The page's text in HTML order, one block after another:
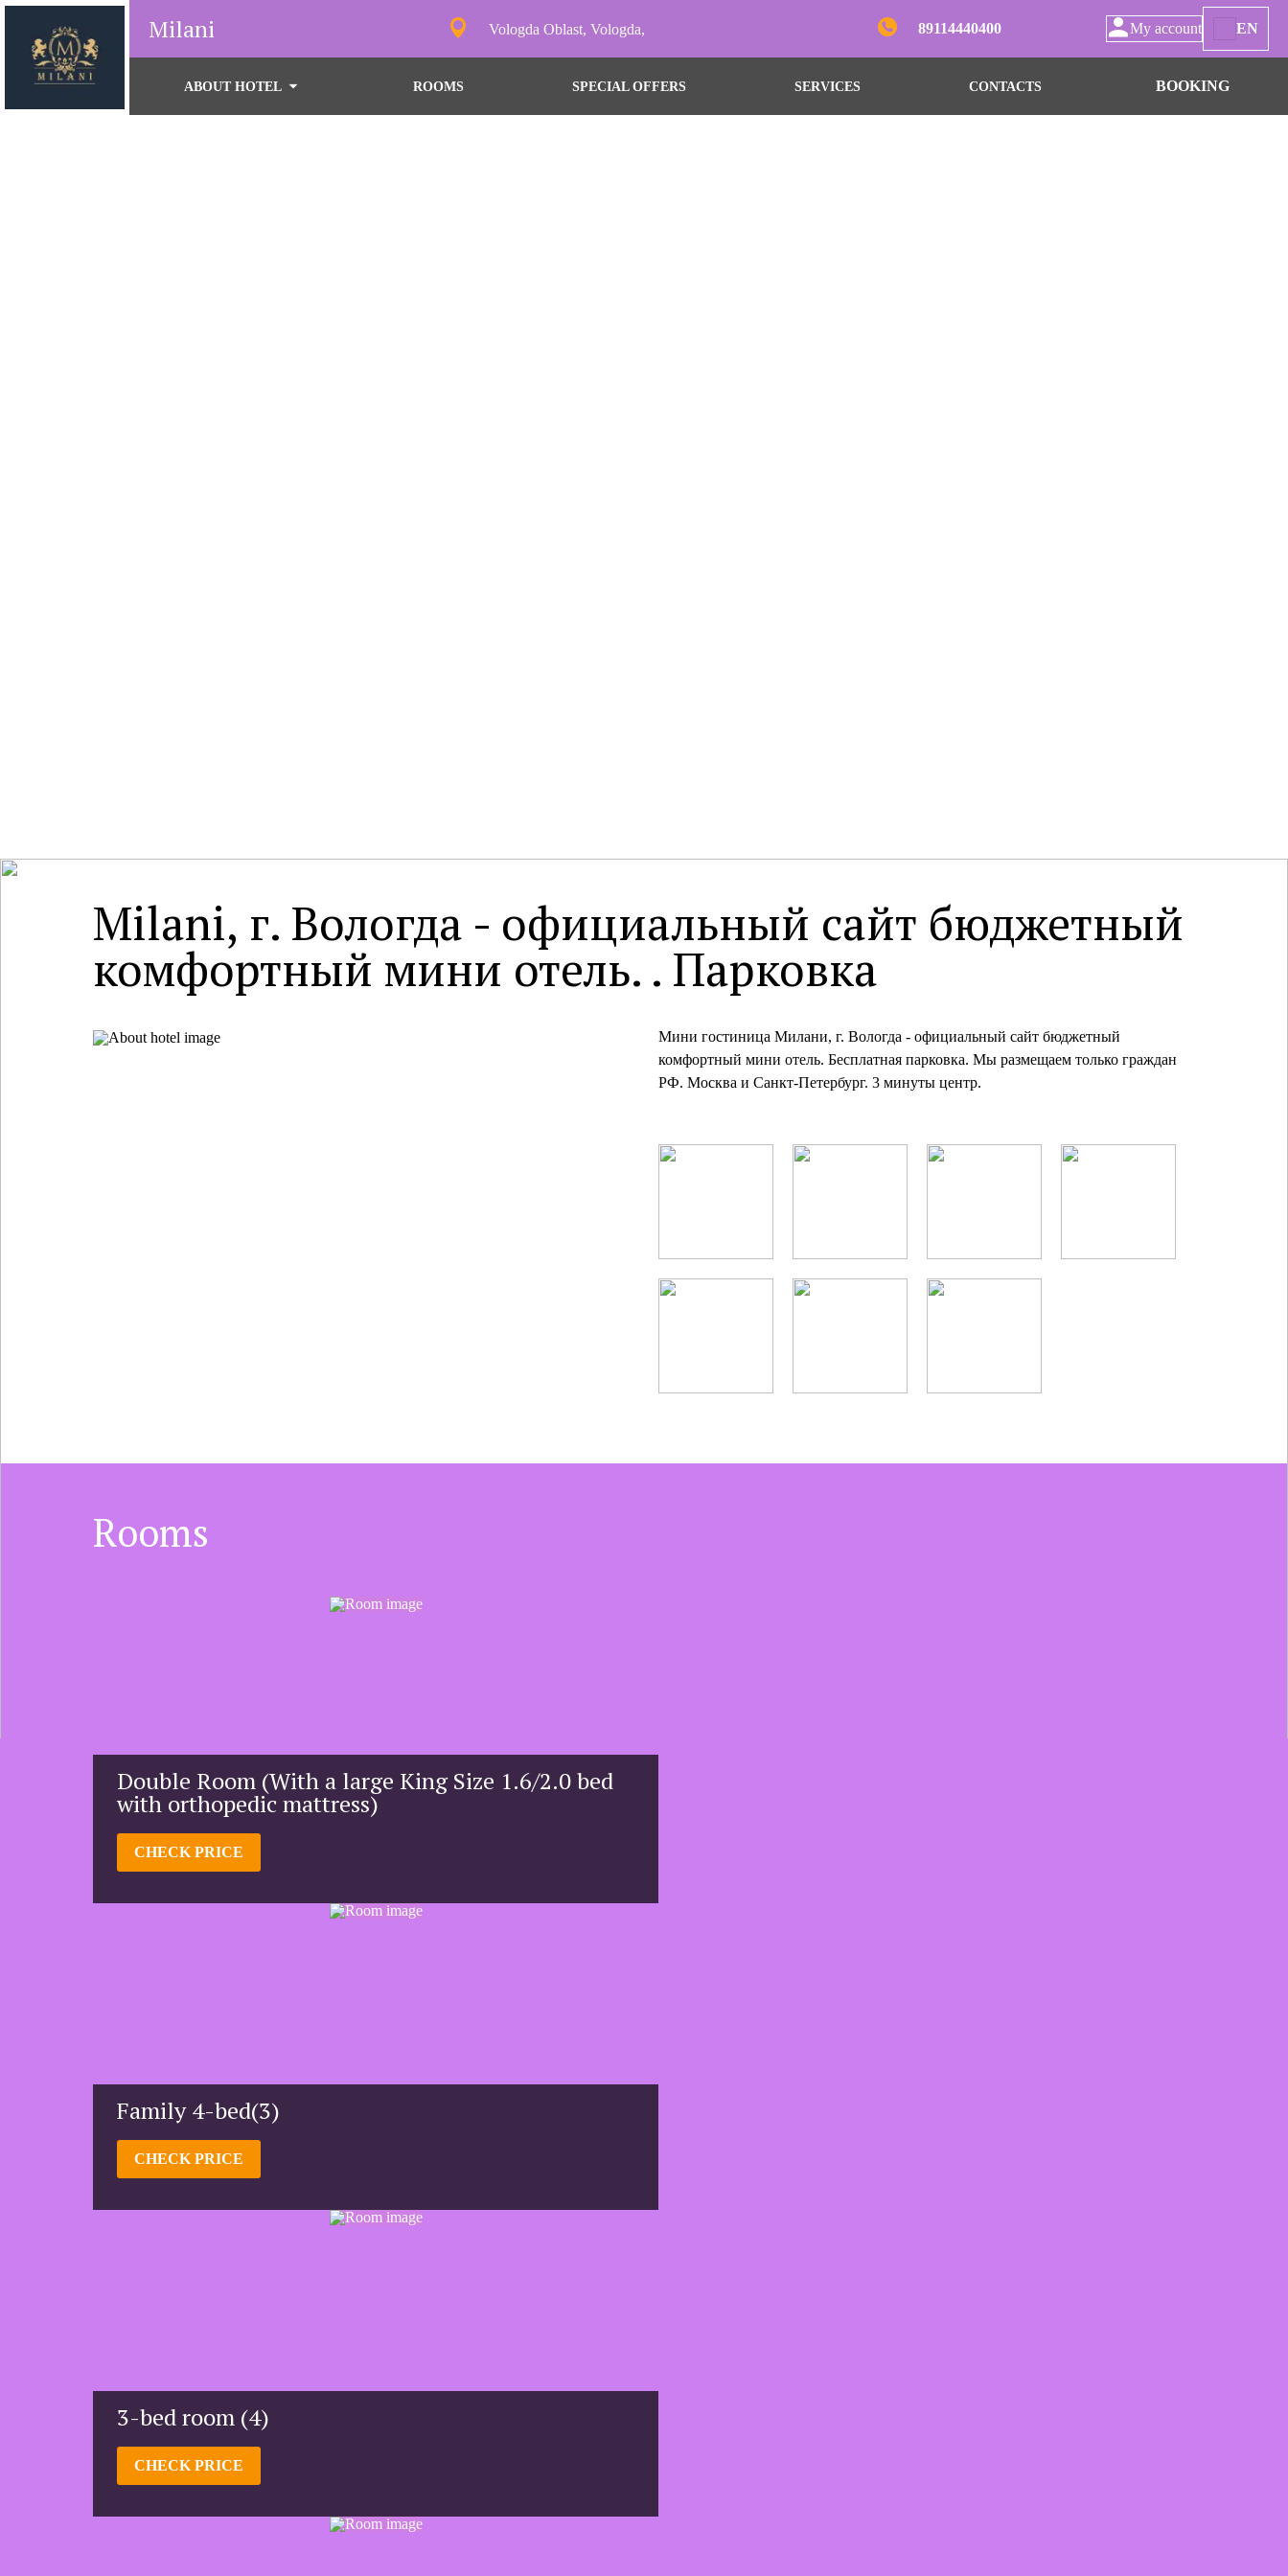
Milani Vologda Oblast, Vologda, 89114440400 My account EN
ABOUT HOTEL ROOMS SPECIAL OFFERS SERVICES CONTACTS BOOKING
Milani, г. Вологда - официальный сайт бюджетный
комфортный мини отель. . Парковка
Мини гостиница Милани, г. Вологда - официальный сайт бюджетный
комфортный мини отель. Бесплатная парковка. Мы размещаем только граждан
РФ. Москва и Санкт-Петербург. 3 минуты центр.
Rooms
Double Room (With a large King Size 1.6/2.0 bed
with orthopedic mattress)
CHECK PRICE
Family 4-bed(3)
CHECK PRICE
3-bed room (4)
CHECK PRICE